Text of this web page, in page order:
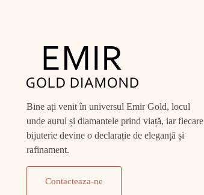
Bine ați venit în universul Emir Gold, locul
unde aurul și diamantele prind viață, iar fiecare
bijuterie devine o declarație de eleganță și
rafinament.
Contacteaza-ne